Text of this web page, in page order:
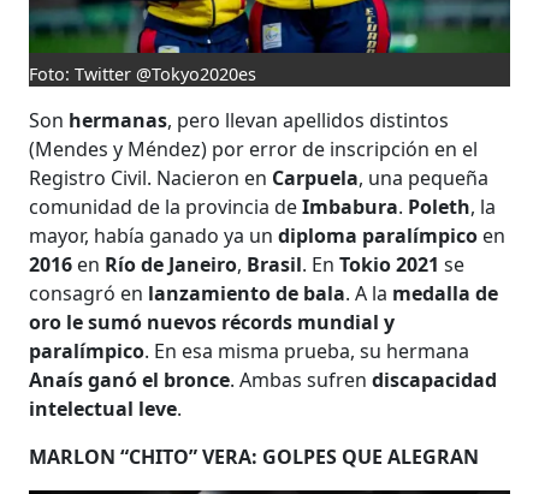
Foto: Twitter @Tokyo2020es
Son hermanas, pero llevan apellidos distintos
(Mendes y Méndez) por error de inscripción en el
Registro Civil. Nacieron en Carpuela, una pequeña
comunidad de la provincia deImbabura. Poleth, la
mayor, había ganado ya undiploma paralímpico en
2016 en Río de Janeiro, Brasil. EnTokio 2021 se
consagró en lanzamiento de bala. A la medalla de
oro le sumó nuevos récords mundial y
paralímpico. En esa misma prueba, su hermana
Anaís ganó el bronce. Ambas sufrendiscapacidad
intelectual leve.
MARLON “CHITO” VERA: GOLPES QUE ALEGRAN